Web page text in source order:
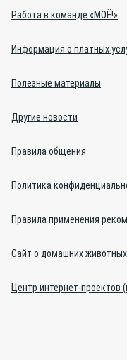
Работа в команде «МОЁ!»
Информация о платных
Полезные материалы
Другие новости
Правила общения
Политика
Правила применения
Сайт о домашних
Центр интернет-проектов